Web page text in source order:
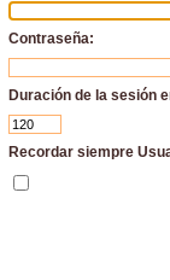
Contraseña:
Duración de la sesión
Recordar siempre